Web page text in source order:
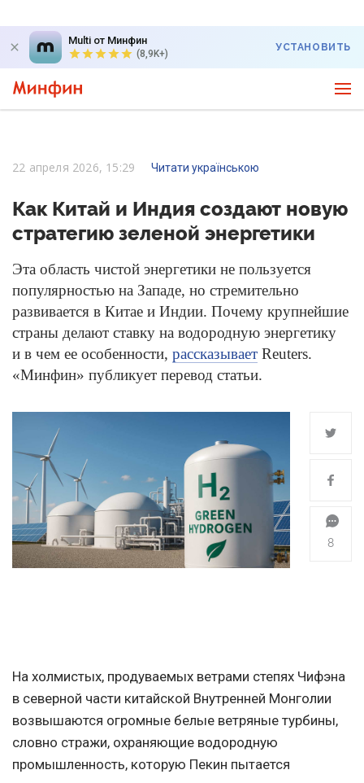
Multi от Минфин
(8,9K+)
УСТАНОВИТЬ
22 апреля 2026, 15:29 Читати українською
Как Китай и Индия создают новую
стратегию зеленой энергетики
Эта область чистой энергетики не пользуется
популярностью на Западе, но стремительно
развивается в Китае и Индии. Почему крупнейшие
страны делают ставку на водородную энергетику
и в чем ее особенности, рассказывает Reuters.
«Минфин» публикует перевод статьи.
8
На холмистых, продуваемых ветрами степях Чифэна
в северной части китайской Внутренней Монголии
возвышаются огромные белые ветряные турбины,
словно стражи, охраняющие водородную
промышленность, которую Пекин пытается